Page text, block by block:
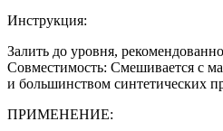
Инструкция:
Залить до уровня,
Совместимость: Смешивается с
и большинством синтетических
ПРИМЕНЕНИЕ: